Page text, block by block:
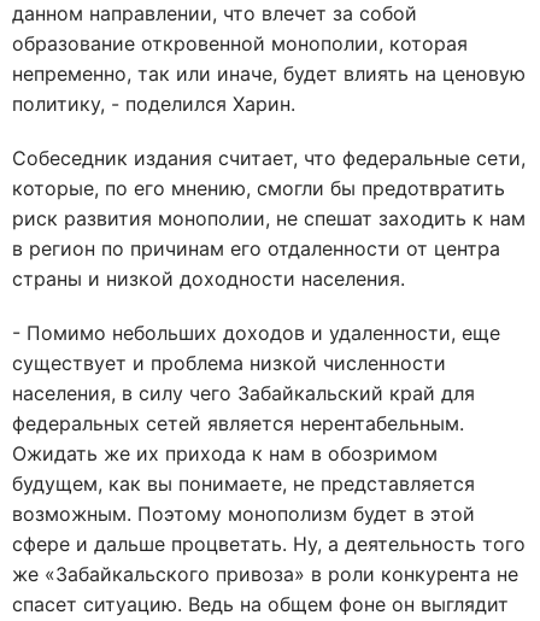
данном направлении, что влечет за собой
образование откровенной монополии, которая
непременно, так или иначе, будет влиять на ценовую
политику, - поделился Харин.
Собеседник издания считает, что федеральные сети,
которые, по его мнению, смогли бы предотвратить
риск развития монополии, не спешат заходить к нам
в регион по причинам его отдаленности от центра
страны и низкой доходности населения.
- Помимо небольших доходов и удаленности, еще
существует и проблема низкой численности
населения, в силу чего Забайкальский край для
федеральных сетей является нерентабельным.
Ожидать же их прихода к нам в обозримом
будущем, как вы понимаете, не представляется
возможным. Поэтому монополизм будет в этой
сфере и дальше процветать. Ну, а деятельность того
же «Забайкальского привоза» в роли конкурента не
спасет ситуацию. Ведь на общем фоне он выглядит